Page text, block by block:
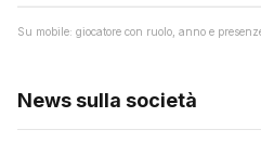
Su mobile: giocatore con ruolo, anno e
News sulla società